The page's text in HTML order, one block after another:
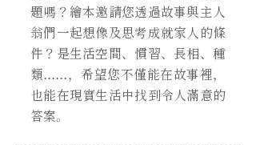
題嗎？繪本邀請您透過故事與主人
翁們一起想像及思考成就家人的條
件？是生活空間、慣習、長相、種
類......，希望您不僅能在故事裡，
也能在現實生活中找到令人滿意的
答案。